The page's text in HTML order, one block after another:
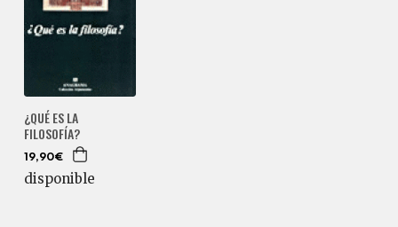
¿QUÉ ES LA
FILOSOFÍA?
19,90€
disponible